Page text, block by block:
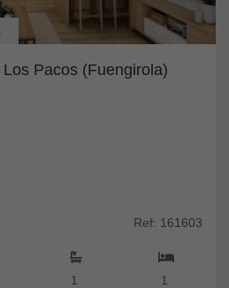
Pacos (Fuengirola)
Ref: 161603
1
1